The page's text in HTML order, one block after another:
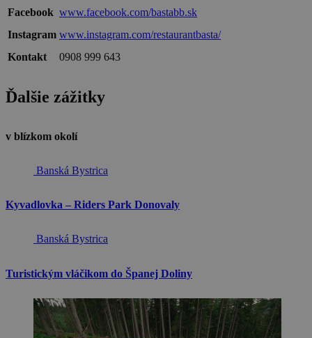
Facebook www.facebook.com/bastabb.sk
Instagram www.instagram.com/restaurantbasta/
Kontakt
0908 999 643
Ďalšie zážitky
v blízkom okolí
Banská Bystrica
Kyvadlovka – Riders Park Donovaly
Banská Bystrica
Turistickým vláčikom do Španej Doliny